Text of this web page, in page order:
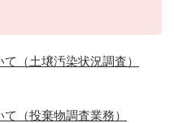
（土壌汚染状況調査）
（投棄物調査業務）